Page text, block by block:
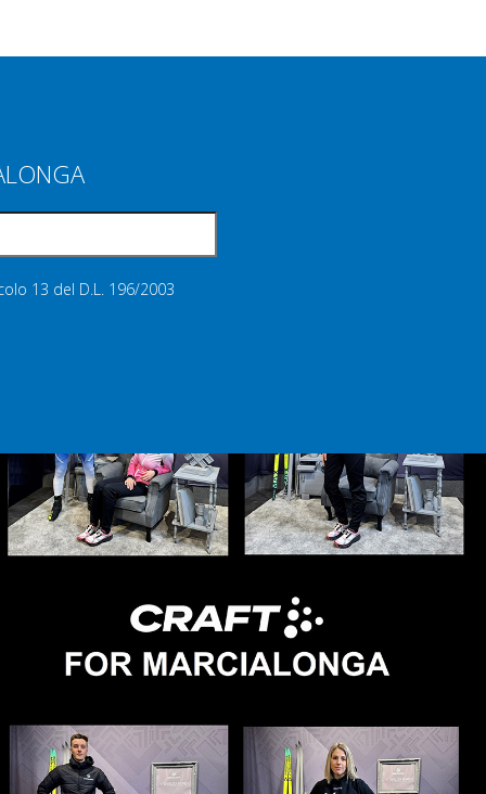
13 del D.L. 196/2003